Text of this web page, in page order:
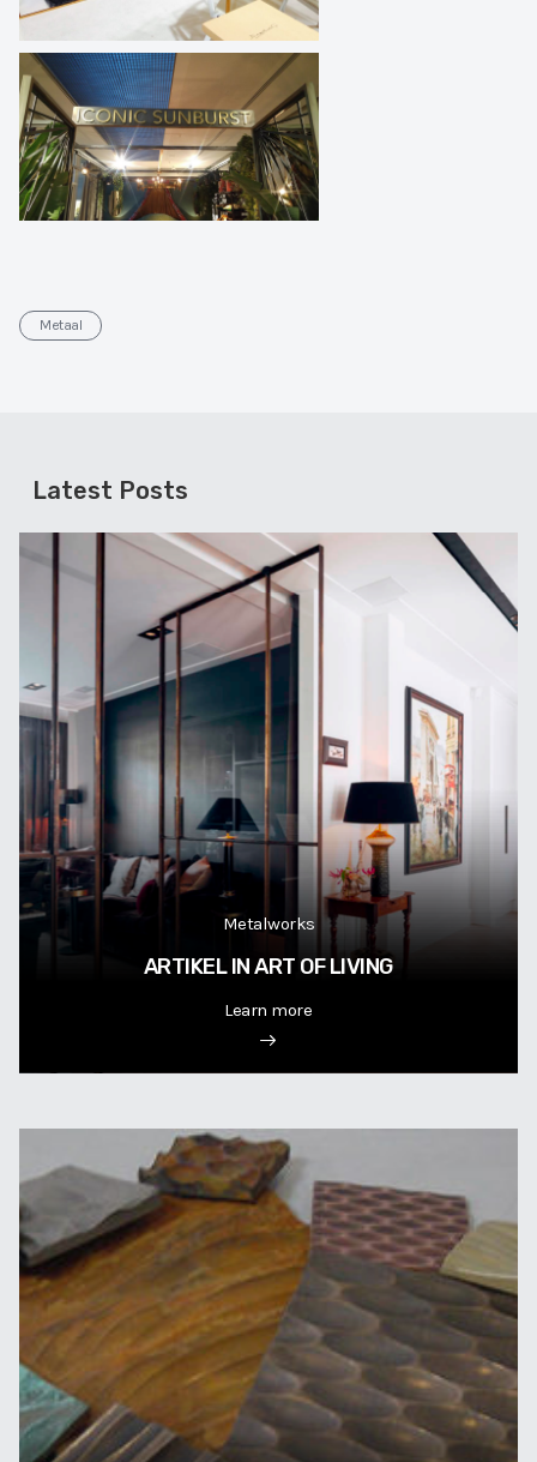
Metaal
Latest Posts
Metalworks
ARTIKEL IN ART OF LIVING
Learn more